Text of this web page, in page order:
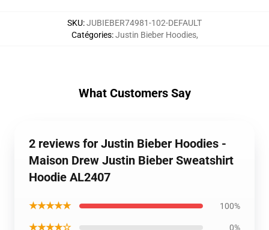
SKU:JUBIEBER74981-102-DEFAULT
Catégories:Justin Bieber Hoodies,
What Customers Say
2 reviews for Justin Bieber Hoodies -
Maison Drew Justin Bieber Sweatshirt
Hoodie AL2407
★★★★★ 100%
★★★★☆ 0%